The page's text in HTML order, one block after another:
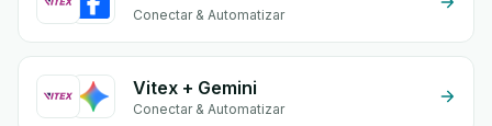
Conectar & Automatizar
Vitex + Gemini
Conectar & Automatizar